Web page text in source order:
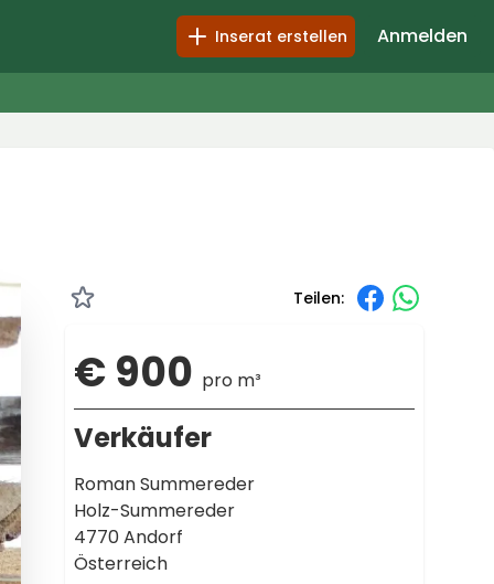
Inserat erstellen Anmelden
Teilen:
€ 900 pro m³
Verkäufer
Roman Summereder
Holz-Summereder
4770 Andorf
Österreich